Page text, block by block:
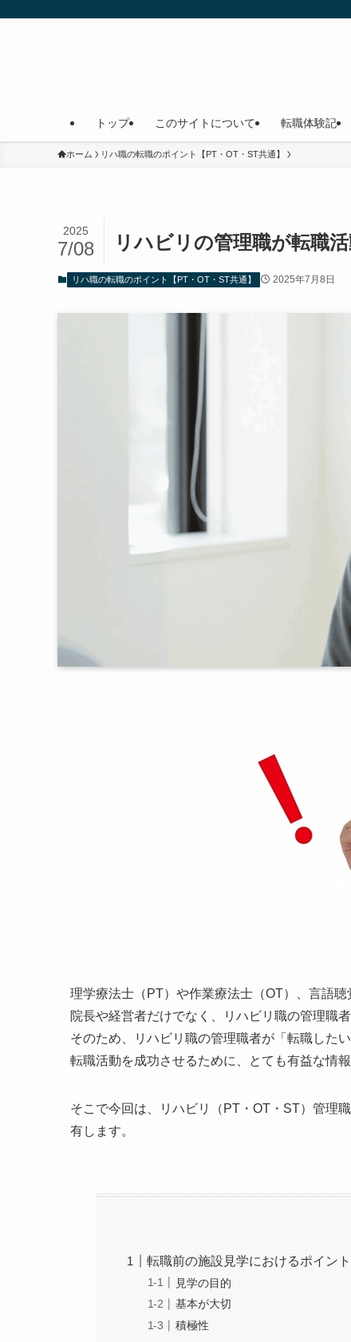
トップ このサイトについて 転職体験記
ホーム リハ職の転職のポイント【PT・OT・ST共通】
リハビリの管理職が転職
2025
7/08
リハ職の転職のポイント【PT・OT・ST共通】 2025年7月8日
理学療法士（PT）や作業療法士（OT）、言語
院長や経営者だけでなく、リハビリ職の管理職
そのため、リハビリ職の管理職者が「転職した
転職活動を成功させるために、とても有益な情報
そこで今回は、リハビリ（PT・OT・ST）管理
有します。
転職前の施設見学におけるポイント
見学の目的
基本が大切
積極性